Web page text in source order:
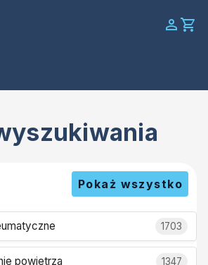
Pokaż wszystko
1703
powietrza 1347